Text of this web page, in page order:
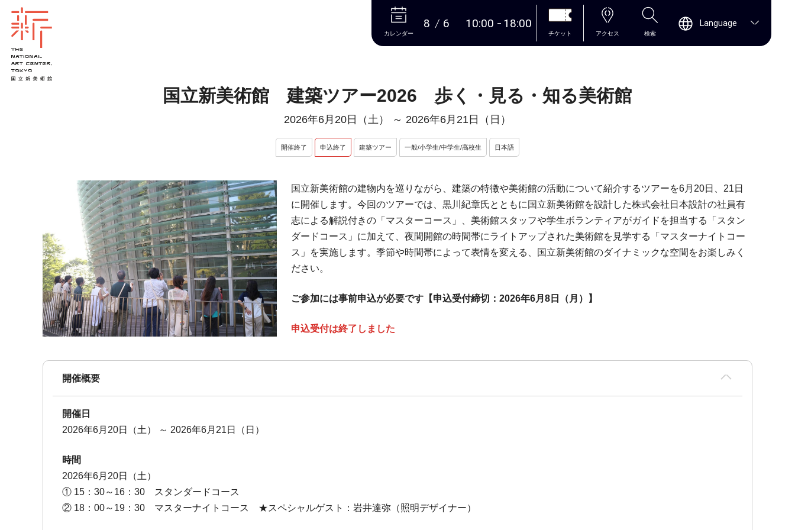
本文へ
カレンダー
8 6 10:00 18:00
チケット アクセス 検索
Language
国立新美術館 建築ツアー2026 歩く・見る・知る美術館
2026年6月20日（土） ～ 2026年6月21日（日）
開催終了 申込終了 建築ツアー 一般/小学生/中学生/高校生 日本語
国立新美術館の建物内を巡りながら、建築の特徴や美術館の活動について紹介するツアーを6月20日、21日
に開催します。今回のツアーでは、黒川紀章氏とともに国立新美術館を設計した株式会社日本設計の社員有
志による解説付きの「マスターコース」、美術館スタッフや学生ボランティアがガイドを担当する「スタン
ダードコース」に加えて、夜間開館の時間帯にライトアップされた美術館を見学する「マスターナイトコー
ス」を実施します。季節や時間帯によって表情を変える、国立新美術館のダイナミックな空間をお楽しみく
ださい。
ご参加には事前申込が必要です【申込受付締切：2026年6月8日（月）】
申込受付は終了しました
開催概要
開催日
2026年6月20日（土）
～ 2026年6月21日（日）
時間
2026年6月20日（土）
① 15 ：30～16：30 スタンダードコース
② 18 ：00～19：30 マスターナイトコース ★スペシャルゲスト：岩井達弥（照明デザイナー）